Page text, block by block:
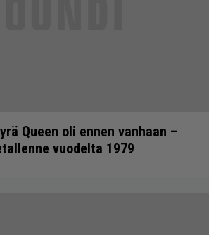
Queen oli ennen vanhaan –
vuodelta 1979